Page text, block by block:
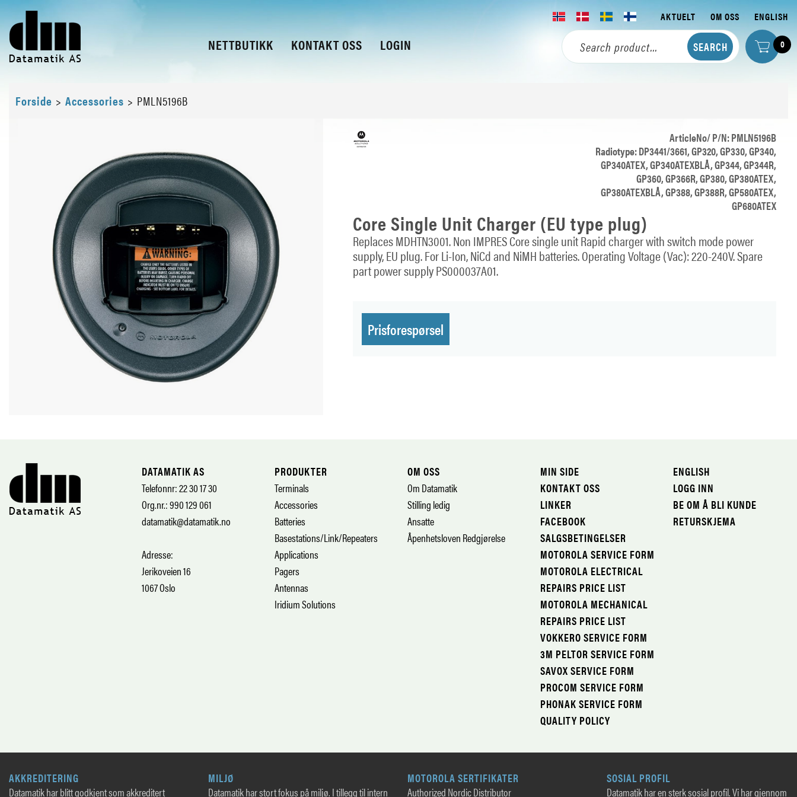
NETTBUTIKK KONTAKT OSS LOGIN
AKTUELT OM OSS ENGLISH
0
Forside > Accessories > PMLN5196B
ArticleNo/ P/N: PMLN5196B
Radiotype: DP3441/3661, GP320, GP330, GP340,
GP340ATEX, GP340ATEXBLÅ, GP344, GP344R,
GP360, GP366R, GP380, GP380ATEX,
GP380ATEXBLÅ, GP388, GP388R, GP580ATEX,
GP680ATEX
Core Single Unit Charger (EU type plug)
Replaces MDHTN3001. Non IMPRES Core single unit Rapid charger with switch mode power
supply, EU plug. For Li-Ion, NiCd and NiMH batteries. Operating Voltage (Vac): 220-240V. Spare
part power supply PS000037A01.
Prisforespørsel
DATAMATIK AS
Telefonnr: 22 30 17 30
Org.nr.: 990 129 061
datamatik@datamatik.no
Adresse:
Jerikoveien 16
1067 Oslo
PRODUKTER
Terminals
Accessories
Batteries
Basestations/Link/Repeaters
Applications
Pagers
Antennas
Iridium Solutions
OM OSS
Om Datamatik
Stilling ledig
Ansatte
Åpenhetsloven Redgjørelse
MIN SIDE
KONTAKT OSS
LINKER
FACEBOOK
SALGSBETINGELSER
MOTOROLA SERVICE FORM
MOTOROLA ELECTRICAL
REPAIRS PRICE LIST
MOTOROLA MECHANICAL
REPAIRS PRICE LIST
VOKKERO SERVICE FORM
3M PELTOR SERVICE FORM
SAVOX SERVICE FORM
PROCOM SERVICE FORM
PHONAK SERVICE FORM
QUALITY POLICY
ENGLISH
LOGG INN
BE OM Å BLI KUNDE
RETURSKJEMA
AKKREDITERING
Datamatik har blitt godkjent som akkreditert
MILJØ
Datamatik har stort fokus på miljø. I tillegg til intern
MOTOROLA SERTIFIKATER
Authorized Nordic Distributor
SOSIAL PROFIL
Datamatik har en sterk sosial profil. Vi har gjennom